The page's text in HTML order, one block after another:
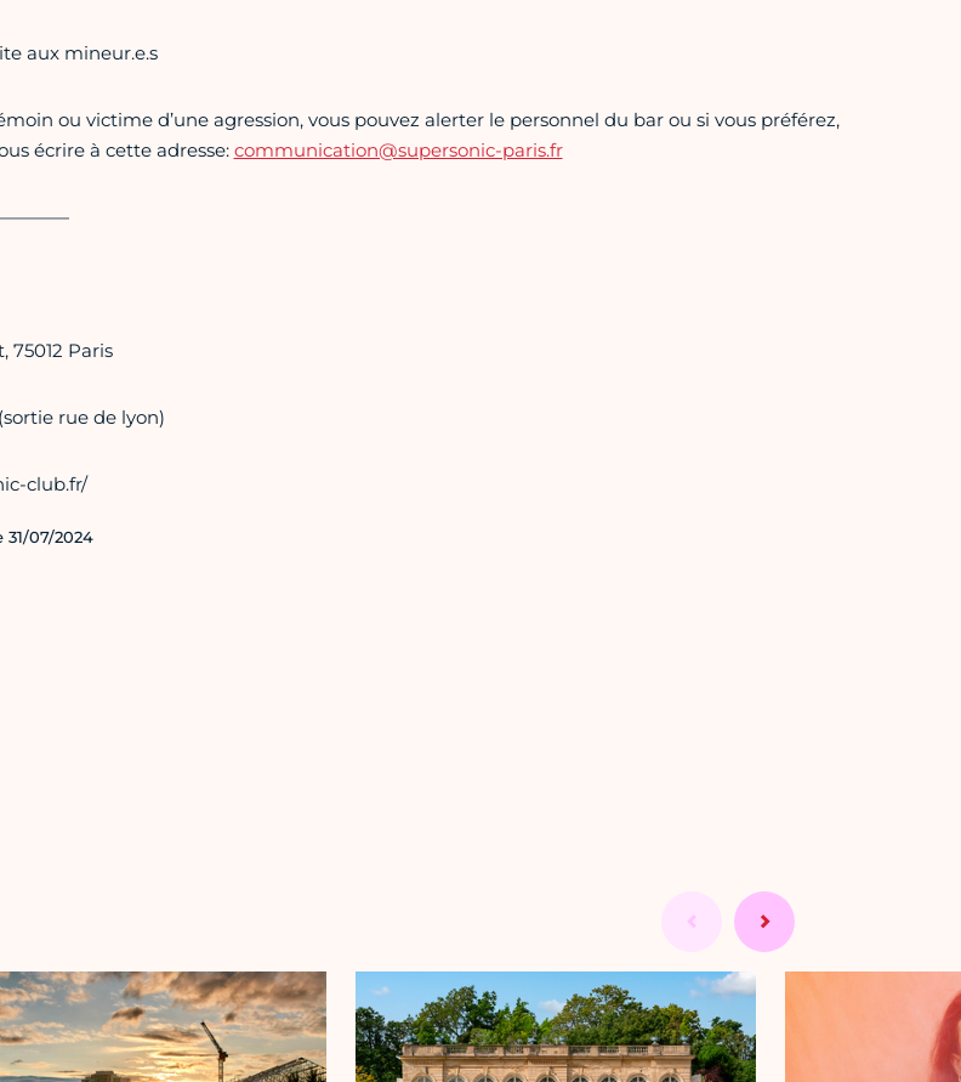
aux mineur.e.s
ou victime d’une agression, vous pouvez alerter le personnel du bar ou si vous préférez,
écrire à cette adresse: communication@supersonic-paris.fr
75012 Paris
rue de lyon)
club.fr/
31/07/2024